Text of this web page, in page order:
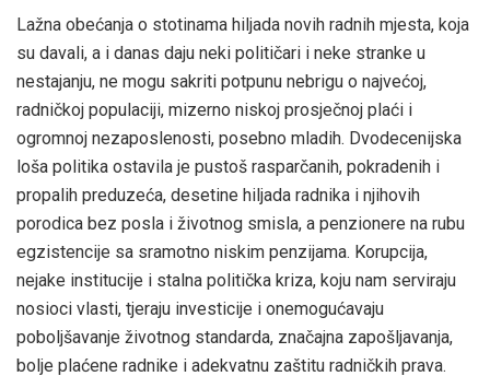
Lažna obećanja o stotinama hiljada novih radnih mjesta, koja
su davali, a i danas daju neki političari i neke stranke u
nestajanju, ne mogu sakriti potpunu nebrigu o najvećoj,
radničkoj populaciji, mizerno niskoj prosječnoj plaći i
ogromnoj nezaposlenosti, posebno mladih. Dvodecenijska
loša politika ostavila je pustoš rasparčanih, pokradenih i
propalih preduzeća, desetine hiljada radnika i njihovih
porodica bez posla i životnog smisla, a penzionere na rubu
egzistencije sa sramotno niskim penzijama. Korupcija,
nejake institucije i stalna politička kriza, koju nam serviraju
nosioci vlasti, tjeraju investicije i onemogućavaju
poboljšavanje životnog standarda, značajna zapošljavanja,
bolje plaćene radnike i adekvatnu zaštitu radničkih prava.